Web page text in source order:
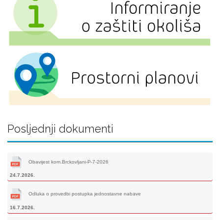
Posljednji dokumenti
Obavijest kom.Brckovljani-P-7-2026
24.7.2026.
Odluka o provedbi postupka jednostavne nabave
16.7.2026.